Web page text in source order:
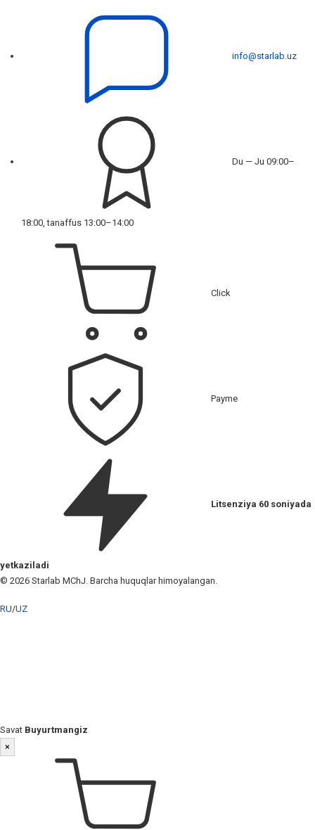
info@starlab.uz
Du — Ju 09:00–
18:00, tanaffus 13:00–14:00
Click
Payme
Litsenziya 60 soniyada
yetkaziladi
© 2026 Starlab MChJ. Barcha huquqlar himoyalangan.
RU/UZ
Savat Buyurtmangiz
×